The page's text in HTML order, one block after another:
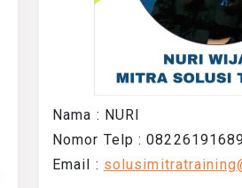
Nama : NURI
Nomor Telp :
Email :